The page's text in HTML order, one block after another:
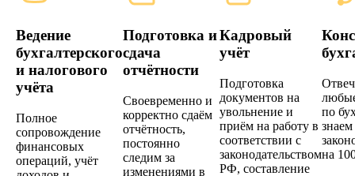
Ведение
бухгалтерского
и налогового
учёта
Полное
сопровождение
финансовых
операций, учёт
Подготовка и
сдача
отчётности
Своевременно и
корректно сдаём
отчётность,
постоянно
следим за
изменениями в
Кадровый
учёт
Подготовка
документов на
увольнение и
приём на работу в
соответствии с
законодательством
РФ, составление
по
знаем
на